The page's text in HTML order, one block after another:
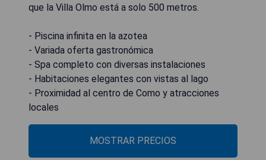
que la Villa Olmo está a solo 500 metros.
- Piscina infinita en la azotea
- Variada oferta gastronómica
- Spa completo con diversas instalaciones
- Habitaciones elegantes con vistas al lago
- Proximidad al centro de Como y atracciones
locales
MOSTRAR PRECIOS